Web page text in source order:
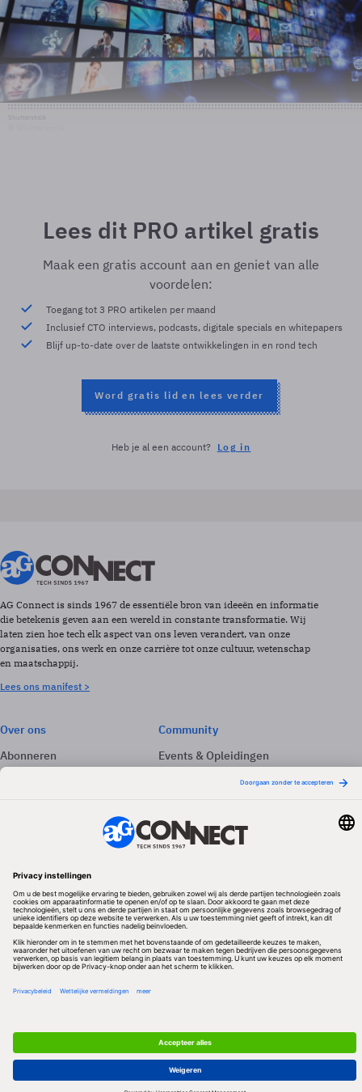
Lees dit PRO artikel gratis
Maak een gratis account aan en geniet van alle
voordelen:
Toegang tot 3 PRO artikelen per maand
Inclusief CTO interviews, podcasts, digitale specials en whitepapers
Blijf up-to-date over de laatste ontwikkelingen in en rond tech
Word gratis lid en lees verder
Heb je al een account? Log in
AG Connect is sinds 1967 de essentiële bron van ideeën en informatie
die betekenis geven aan een wereld in constante transformatie. Wij
laten zien hoe tech elk aspect van ons leven verandert, van onze
organisaties, ons werk en onze carrière tot onze cultuur, wetenschap
en maatschappij.
Lees ons manifest >
Over ons
Abonneren
Adverteren
Community
Events & Opleidingen
Volg ons
Redactionele partner
Algemene Voorwaarden & Copyrights